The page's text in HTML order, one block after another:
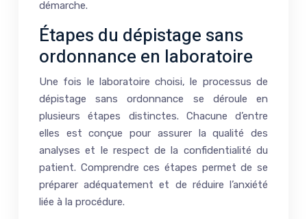
démarche.
Étapes du dépistage sans
ordonnance en laboratoire
Une fois le laboratoire choisi, le processus de
dépistage sans ordonnance se déroule en
plusieurs étapes distinctes. Chacune d’entre
elles est conçue pour assurer la qualité des
analyses et le respect de la confidentialité du
patient. Comprendre ces étapes permet de se
préparer adéquatement et de réduire l’anxiété
liée à la procédure.